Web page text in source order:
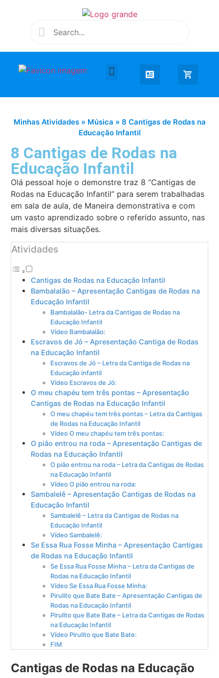
Minhas Atividades» Música » 8 Cantigas de Rodas na
Educação Infantil
8 Cantigas de Rodas na
Educação Infantil
Olá pessoal hoje o demonstre traz 8 “Cantigas de
Rodas na Educação Infantil” para serem trabalhadas
em sala de aula, de Maneira demonstrativa e com
um vasto aprendizado sobre o referido assunto, nas
mais diversas situações.
Atividades
Cantigas de Rodas na Educação Infantil
Bambalalão – Apresentação Cantigas de Rodas na
Educação Infantil
Bambalalão- Letra da Cantigas de Rodas na
Educação Infantil
Vídeo Bambalalão:
Escravos de Jó – Apresentação Cantiga de Rodas
na Educação Infantil
Escravos de Jó – Letra da Cantiga de Rodas na
Educação infantil
Vídeo Escravos de Jó:
O meu chapéu tem três pontas – Apresentação
Cantigas de Rodas na Educação Infantil
O meu chapéu tem três pontas – Letra da Cantigas
de Rodas na Educação Infantil
Vídeo O meu chapéu tem três pontas:
O pião entrou na roda – Apresentação Cantigas de
Rodas na Educação Infantil
O pião entrou na roda – Letra da Cantigas de Rodas
na Educação Infantil
Vídeo O pião entrou na roda:
Sambalelê – Apresentação Cantigas de Rodas na
Educação Infantil
Sambalelê – Letra da Cantigas de Rodas na
Educação Infantil
Vídeo Sambalelê:
Se Essa Rua Fosse Minha – Apresentação Cantigas
de Rodas na Educação Infantil
Se Essa Rua Fosse Minha – Letra da Cantigas de
Rodas na Educação Infantil
Vídeo Se Essa Rua Fosse Minha:
Pirulito que Bate Bate – Apresentação Cantigas de
Rodas na Educação Infantil
Pirulito que Bate Bate – Letra da Cantigas de Rodas
na Educação Infantil
Vídeo Pirulito que Bate Bate:
FIM
Cantigas de Rodas na Educação